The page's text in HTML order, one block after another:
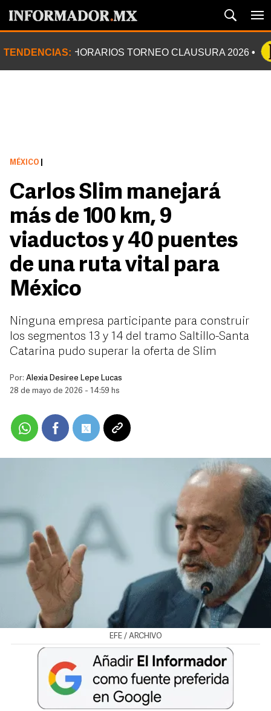
TENDENCIAS: HORARIOS TORNEO CLAUSURA 2026
MÉXICO
Carlos Slim manejará
más de 100 km, 9
viaductos y 40 puentes
de una ruta vital para
México
Ninguna empresa participante para construir
los segmentos 13 y 14 del tramo Saltillo-Santa
Catarina pudo superar la oferta de Slim
Por: Alexia Desiree Lepe Lucas
28 de mayo de 2026 - 14:59 hs
EFE / ARCHIVO